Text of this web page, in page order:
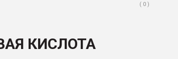
( 0 )
КИСЛОТА